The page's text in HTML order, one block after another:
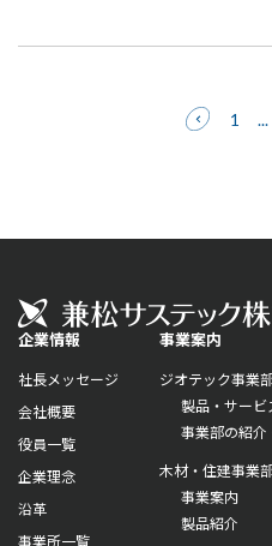
1 ...
企業情報
社長メッセージ
会社概要
役員一覧
企業理念
沿革
事業所一覧
事業案内
ジオテック事業
製品・サービ
事業部の紹介
木材・住建事業
事業案内
製品紹介